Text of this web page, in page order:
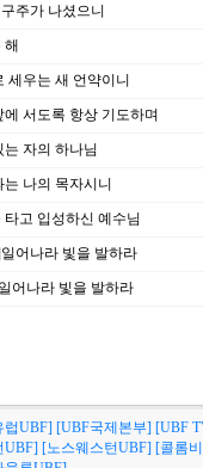
주가 나셨으니
해
세우는 새 언약이니
서도록 항상 기도하며
자의 하나님
나의 목자시니
고 입성하신 예수님
어나라 빛을 발하라
어나라 빛을 발하라
럽UBF] [UBF국제본부] [UBF
UBF] [노스웨스턴UBF] [콜롬